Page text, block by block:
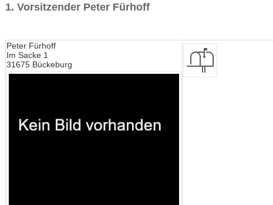
1. Vorsitzender Peter Fürhoff
Peter Fürhoff
Im Sacke 1
31675 Bückeburg